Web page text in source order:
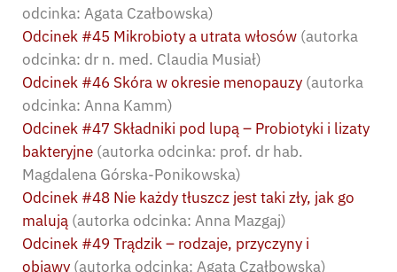
odcinka: Agata Czałbowska)
Odcinek #45 Mikrobioty a utrata włosów (autorka
odcinka: dr n. med. Claudia Musiał)
Odcinek #46 Skóra w okresie menopauzy (autorka
odcinka: Anna Kamm)
Odcinek #47 Składniki pod lupą – Probiotyki i lizaty
bakteryjne (autorka odcinka: prof. dr hab.
Magdalena Górska-Ponikowska)
Odcinek #48 Nie każdy tłuszcz jest taki zły, jak go
malują (autorka odcinka: Anna Mazgaj)
Odcinek #49 Trądzik – rodzaje, przyczyny i
objawy (autorka odcinka: Agata Czałbowska)